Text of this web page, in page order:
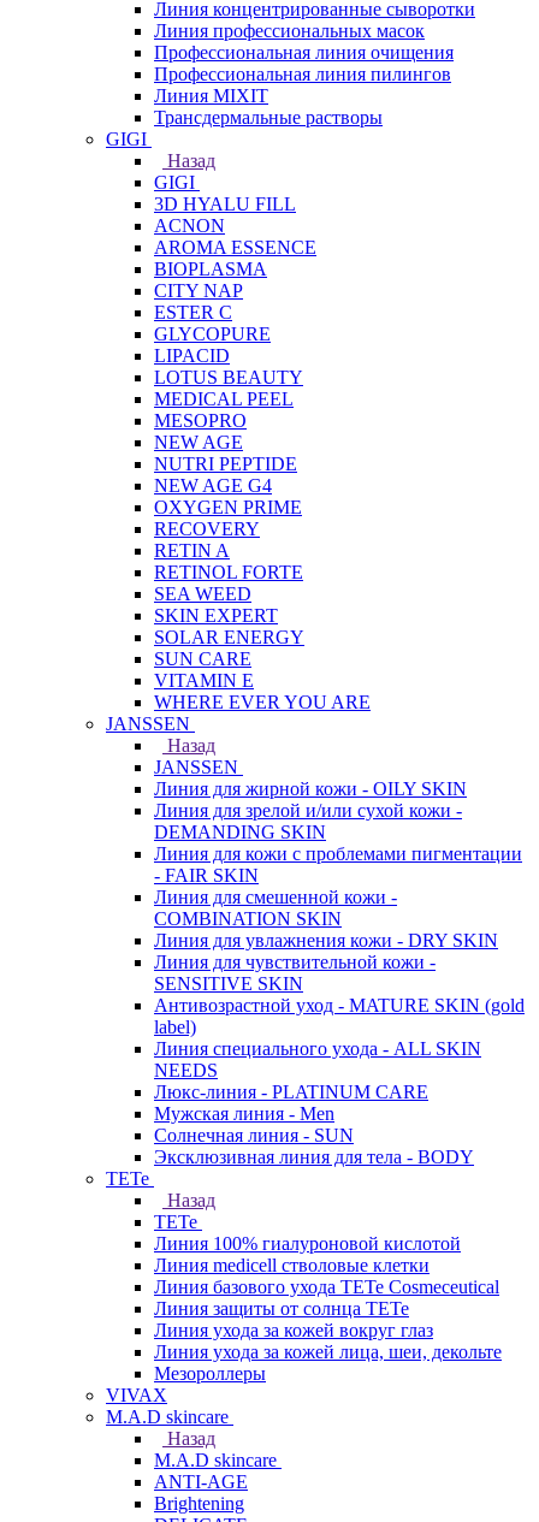
Линия концентрированные сыворотки
Линия профессиональных масок
Профессиональная линия очищения
Профессиональная линия пилингов
Линия MIXIT
Трансдермальные растворы
GIGI
Назад
GIGI
3D HYALU FILL
ACNON
AROMA ESSENCE
BIOPLASMA
CITY NAP
ESTER C
GLYCOPURE
LIPACID
LOTUS BEAUTY
MEDICAL PEEL
MESOPRO
NEW AGE
NUTRI PEPTIDE
NEW AGE G4
OXYGEN PRIME
RECOVERY
RETIN A
RETINOL FORTE
SEA WEED
SKIN EXPERT
SOLAR ENERGY
SUN CARE
VITAMIN E
WHERE EVER YOU ARE
JANSSEN
Назад
JANSSEN
Линия для жирной кожи - OILY SKIN
Линия для зрелой и/или сухой кожи -
DEMANDING SKIN
Линия для кожи с проблемами пигментации
- FAIR SKIN
Линия для смешенной кожи -
COMBINATION SKIN
Линия для увлажнения кожи - DRY SKIN
Линия для чувствительной кожи -
SENSITIVE SKIN
Антивозрастной уход - MATURE SKIN (gold
label)
Линия специального ухода - ALL SKIN
NEEDS
Люкс-линия - PLATINUM CARE
Мужская линия - Men
Солнечная линия - SUN
Эксклюзивная линия для тела - BODY
TETe
Назад
TETe
Линия 100% гиалуроновой кислотой
Линия medicell стволовые клетки
Линия базового ухода TETe Cosmeceutical
Линия защиты от солнца TETe
Линия ухода за кожей вокруг глаз
Линия ухода за кожей лица, шеи, декольте
Мезороллеры
VIVAX
M.A.D skincare
Назад
M.A.D skincare
ANTI-AGE
Brightening